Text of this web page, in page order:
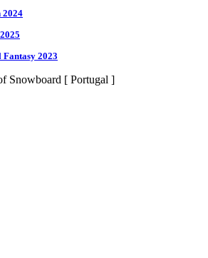
2024
Fantasy 2023
Snowboard [ Portugal ]